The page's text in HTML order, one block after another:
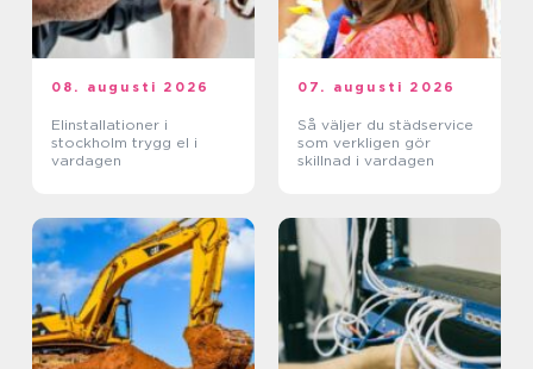
08. augusti 2026
Elinstallationer i
stockholm trygg el i
vardagen
07. augusti 2026
Så väljer du städservice
som verkligen gör
skillnad i vardagen